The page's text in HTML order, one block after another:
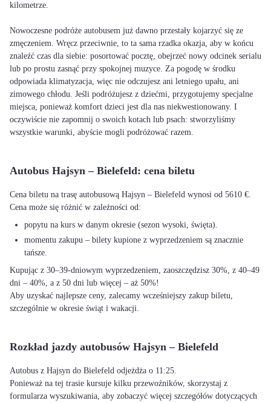
kilometrze.
Nowoczesne podróże autobusem już dawno przestały kojarzyć się ze
zmęczeniem. Wręcz przeciwnie, to ta sama rzadka okazja, aby w końcu
znaleźć czas dla siebie: posortować pocztę, obejrzeć nowy odcinek serialu
lub po prostu zasnąć przy spokojnej muzyce. Za pogodę w środku
odpowiada klimatyzacja, więc nie odczujesz ani letniego upału, ani
zimowego chłodu. Jeśli podróżujesz z dziećmi, przygotujemy specjalne
miejsca, ponieważ komfort dzieci jest dla nas niekwestionowany. I
oczywiście nie zapomnij o swoich kotach lub psach: stworzyliśmy
wszystkie warunki, abyście mogli podróżować razem.
Autobus Hajsyn – Bielefeld: cena biletu
Cena biletu na trasę autobusową Hajsyn – Bielefeld wynosi od 5610 €.
Cena może się różnić w zależności od:
popytu na kurs w danym okresie (sezon wysoki, święta).
momentu zakupu – bilety kupione z wyprzedzeniem są znacznie
tańsze.
Kupując z 30–39-dniowym wyprzedzeniem, zaoszczędzisz 30%, z 40–49
dni – 40%, a z 50 dni lub więcej – aż 50%!
Aby uzyskać najlepsze ceny, zalecamy wcześniejszy zakup biletu,
szczególnie w okresie świąt i wakacji.
Rozkład jazdy autobusów Hajsyn – Bielefeld
Autobus z Hajsyn do Bielefeld odjeżdża o 11:25.
Ponieważ na tej trasie kursuje kilku przewoźników, skorzystaj z
formularza wyszukiwania, aby zobaczyć więcej szczegółów dotyczących